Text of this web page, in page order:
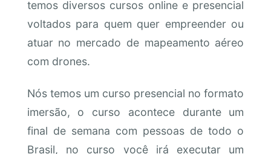
temos diversos cursos online e presencial
voltados para quem quer empreender ou
atuar no mercado de mapeamento aéreo
com drones.
Nós temos um curso presencial no formato
imersão, o curso acontece durante um
final de semana com pessoas de todo o
Brasil, no curso você irá executar um